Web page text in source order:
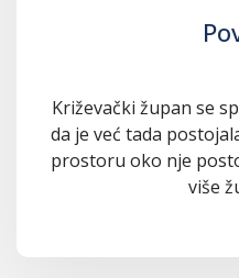
Križevački župan se
da je već tada
prostoru oko nje
više